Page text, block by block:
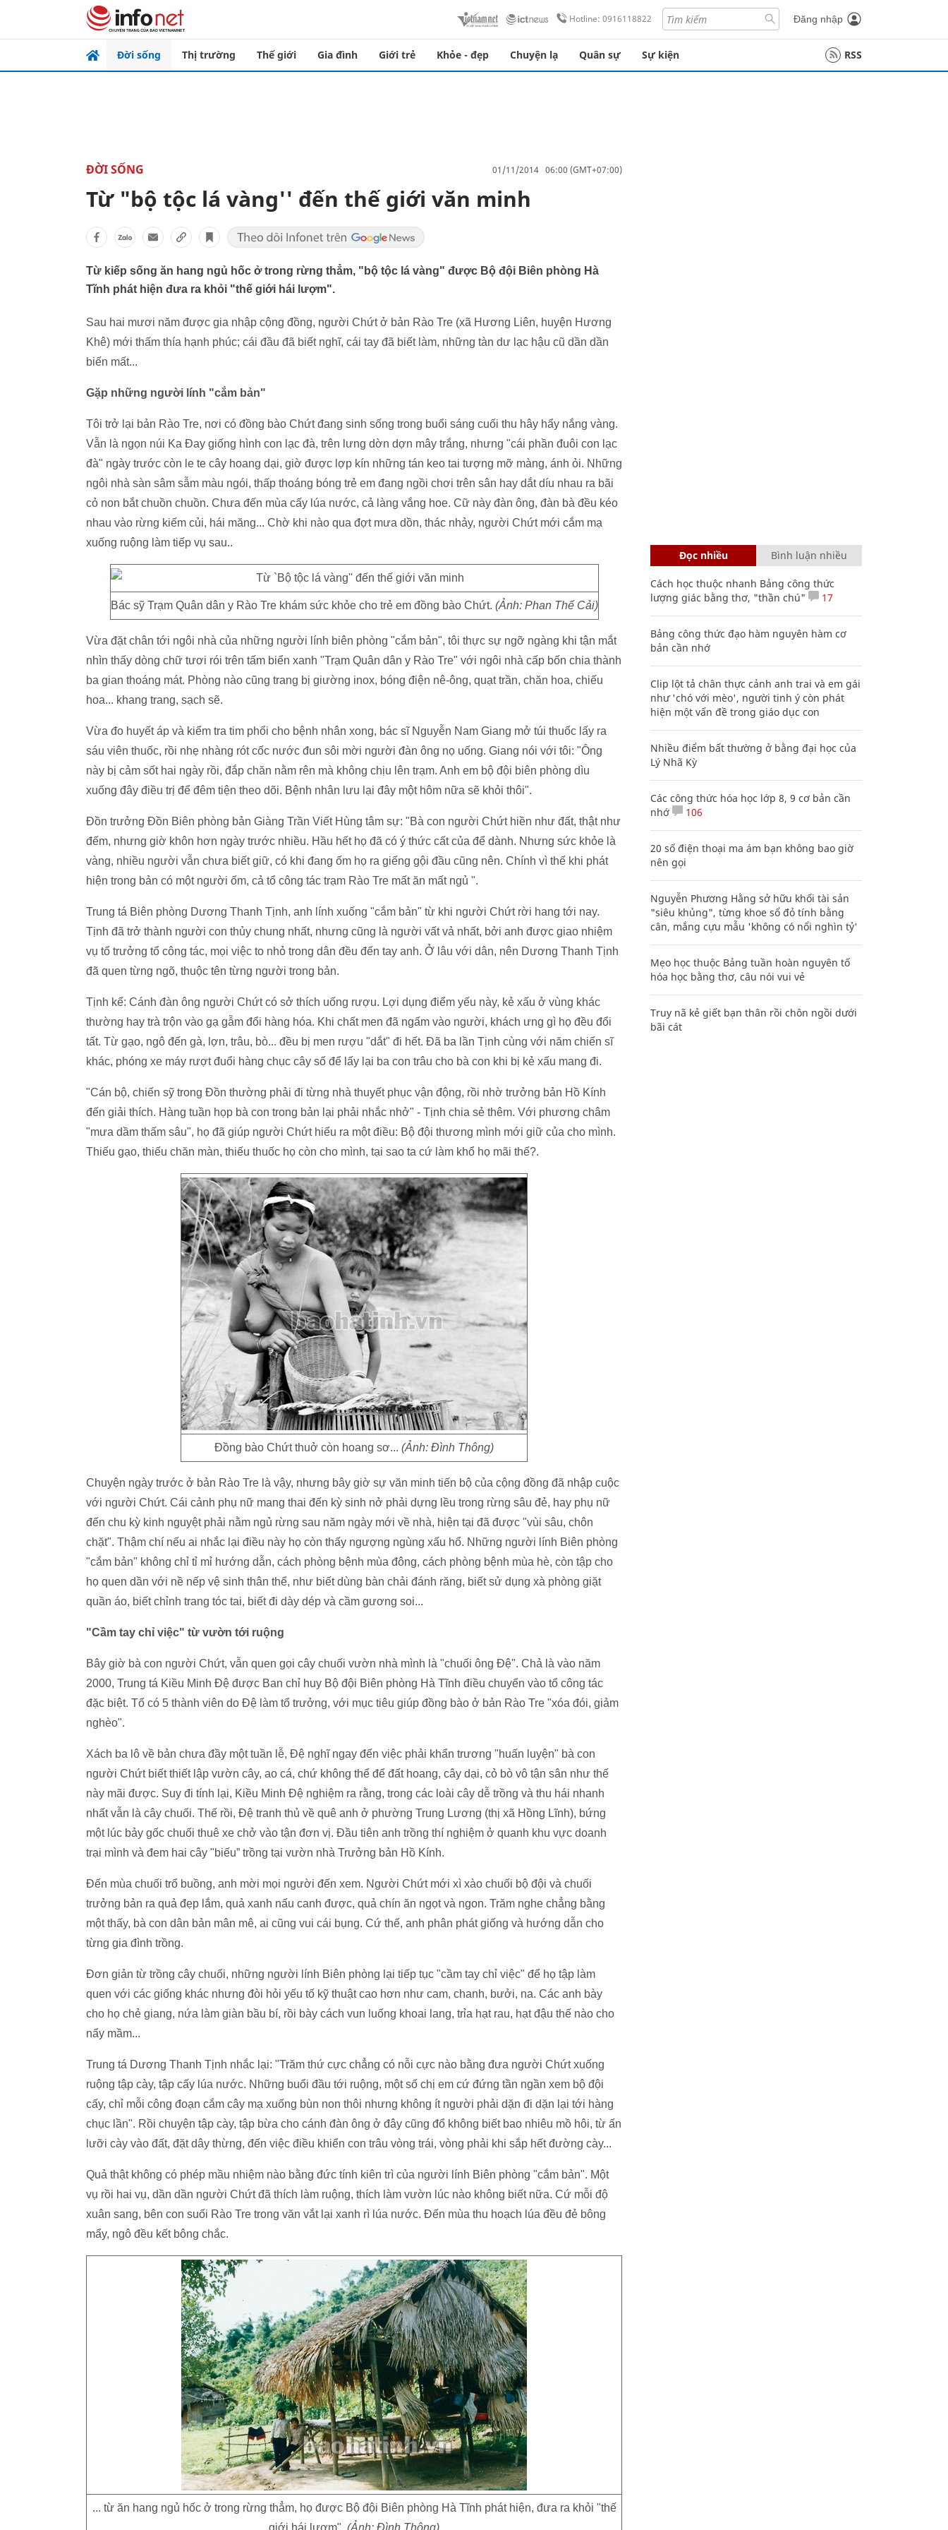
Hotline: 0916118822 Đăng nhập
Đời sống Thị trường Thế giới Gia đình Giới trẻ Khỏe - đẹp Chuyện lạ Quân sự Sự kiện RSS
ĐỜI SỐNG 01/11/2014 06:00 (GMT+07:00)
Từ "bộ tộc lá vàng'' đến thế giới văn minh
Từ kiếp sống ăn hang ngủ hốc ở trong rừng thẳm, "bộ tộc lá vàng" được Bộ đội Biên phòng Hà
Tĩnh phát hiện đưa ra khỏi "thế giới hái lượm".
Sau hai mươi năm được gia nhập cộng đồng, người Chứt ở bản Rào Tre (xã Hương Liên, huyện Hương
Khê) mới thấm thía hạnh phúc; cái đầu đã biết nghĩ, cái tay đã biết làm, những tàn dư lạc hậu cũ dần dần
biến mất...
Gặp những người lính "cắm bản"
Tôi trở lại bản Rào Tre, nơi có đồng bào Chứt đang sinh sống trong buổi sáng cuối thu hây hẩy nắng vàng.
Vẫn là ngọn núi Ka Đay giống hình con lạc đà, trên lưng dờn dợn mây trắng, nhưng "cái phần đuôi con lạc
đà" ngày trước còn le te cây hoang dại, giờ được lợp kín những tán keo tai tượng mỡ màng, ánh ỏi. Những
ngôi nhà sàn sâm sẫm màu ngói, thấp thoáng bóng trẻ em đang ngồi chơi trên sân hay dắt díu nhau ra bãi
cỏ non bắt chuồn chuồn. Chưa đến mùa cấy lúa nước, cả làng vắng hoe. Cữ này đàn ông, đàn bà đều kéo
nhau vào rừng kiếm củi, hái măng... Chờ khi nào qua đợt mưa dồn, thác nhảy, người Chứt mới cắm mạ
xuống ruộng làm tiếp vụ sau..
Bác sỹ Trạm Quân dân y Rào Tre khám sức khỏe cho trẻ em đồng bào Chứt. (Ảnh: Phan Thế Cải)
Vừa đặt chân tới ngôi nhà của những người lính biên phòng "cắm bản", tôi thực sự ngỡ ngàng khi tận mắt
nhìn thấy dòng chữ tươi rói trên tấm biển xanh "Trạm Quân dân y Rào Tre" với ngôi nhà cấp bốn chia thành
ba gian thoáng mát. Phòng nào cũng trang bị giường inox, bóng điện nê-ông, quạt trần, chăn hoa, chiếu
hoa... khang trang, sạch sẽ.
Vừa đo huyết áp và kiểm tra tim phổi cho bệnh nhân xong, bác sĩ Nguyễn Nam Giang mở túi thuốc lấy ra
sáu viên thuốc, rồi nhẹ nhàng rót cốc nước đun sôi mời người đàn ông nọ uống. Giang nói với tôi: "Ông
này bị cảm sốt hai ngày rồi, đắp chăn nằm rên mà không chịu lên trạm. Anh em bộ đội biên phòng dìu
xuống đây điều trị để đêm tiện theo dõi. Bệnh nhân lưu lại đây một hôm nữa sẽ khỏi thôi".
Đồn trưởng Đồn Biên phòng bản Giàng Trần Viết Hùng tâm sự: "Bà con người Chứt hiền như đất, thật như
đếm, nhưng giờ khôn hơn ngày trước nhiều. Hầu hết họ đã có ý thức cất của để dành. Nhưng sức khỏe là
vàng, nhiều người vẫn chưa biết giữ, có khi đang ốm họ ra giếng gội đầu cũng nên. Chính vì thế khi phát
hiện trong bản có một người ốm, cả tổ công tác trạm Rào Tre mất ăn mất ngủ ".
Trung tá Biên phòng Dương Thanh Tịnh, anh lính xuống "cắm bản" từ khi người Chứt rời hang tới nay.
Tịnh đã trở thành người con thủy chung nhất, nhưng cũng là người vất vả nhất, bởi anh được giao nhiệm
vụ tổ trưởng tổ công tác, mọi việc to nhỏ trong dân đều đến tay anh. Ở lâu với dân, nên Dương Thanh Tịnh
đã quen từng ngõ, thuộc tên từng người trong bản.
Tịnh kể: Cánh đàn ông người Chứt có sở thích uống rượu. Lợi dụng điểm yếu này, kẻ xấu ở vùng khác
thường hay trà trộn vào gạ gẫm đổi hàng hóa. Khi chất men đã ngấm vào người, khách ưng gì họ đều đổi
tất. Từ gạo, ngô đến gà, lợn, trâu, bò... đều bị men rượu "dắt" đi hết. Đã ba lần Tịnh cùng với năm chiến sĩ
khác, phóng xe máy rượt đuổi hàng chục cây số để lấy lại ba con trâu cho bà con khi bị kẻ xấu mang đi.
"Cán bộ, chiến sỹ trong Đồn thường phải đi từng nhà thuyết phục vận động, rồi nhờ trưởng bản Hồ Kính
đến giải thích. Hàng tuần họp bà con trong bản lại phải nhắc nhở" - Tịnh chia sẻ thêm. Với phương châm
"mưa dầm thấm sâu", họ đã giúp người Chứt hiểu ra một điều: Bộ đội thương mình mới giữ của cho mình.
Thiếu gạo, thiếu chăn màn, thiếu thuốc họ còn cho mình, tại sao ta cứ làm khổ họ mãi thế?.
Đồng bào Chứt thuở còn hoang sơ... (Ảnh: Đình Thông)
Chuyện ngày trước ở bản Rào Tre là vậy, nhưng bây giờ sự văn minh tiến bộ của cộng đồng đã nhập cuộc
với người Chứt. Cái cảnh phụ nữ mang thai đến kỳ sinh nở phải dựng lều trong rừng sâu đẻ, hay phụ nữ
đến chu kỳ kinh nguyệt phải nằm ngủ rừng sau năm ngày mới về nhà, hiện tại đã được "vùi sâu, chôn
chặt". Thậm chí nếu ai nhắc lại điều này họ còn thấy ngượng ngùng xấu hổ. Những người lính Biên phòng
"cắm bản" không chỉ tỉ mỉ hướng dẫn, cách phòng bệnh mùa đông, cách phòng bệnh mùa hè, còn tập cho
họ quen dần với nề nếp vệ sinh thân thể, như biết dùng bàn chải đánh răng, biết sử dụng xà phòng giặt
quần áo, biết chỉnh trang tóc tai, biết đi dày dép và cầm gương soi...
"Cầm tay chỉ việc" từ vườn tới ruộng
Bây giờ bà con người Chứt, vẫn quen gọi cây chuối vườn nhà mình là "chuối ông Đệ". Chả là vào năm
2000, Trung tá Kiều Minh Đệ được Ban chỉ huy Bộ đội Biên phòng Hà Tĩnh điều chuyển vào tổ công tác
đặc biệt. Tổ có 5 thành viên do Đệ làm tổ trưởng, với mục tiêu giúp đồng bào ở bản Rào Tre "xóa đói, giảm
nghèo".
Xách ba lô về bản chưa đầy một tuần lễ, Đệ nghĩ ngay đến việc phải khẩn trương "huấn luyện" bà con
người Chứt biết thiết lập vườn cây, ao cá, chứ không thể để đất hoang, cây dại, cỏ bò vô tận sân như thế
này mãi được. Suy đi tính lại, Kiều Minh Đệ nghiệm ra rằng, trong các loài cây dễ trồng và thu hái nhanh
nhất vẫn là cây chuối. Thế rồi, Đệ tranh thủ về quê anh ở phường Trung Lương (thị xã Hồng Lĩnh), bứng
một lúc bảy gốc chuối thuê xe chở vào tận đơn vị. Đầu tiên anh trồng thí nghiệm ở quanh khu vực doanh
trại mình và đem hai cây "biếu” trồng tại vườn nhà Trưởng bản Hồ Kính.
Đến mùa chuối trổ buồng, anh mời mọi người đến xem. Người Chứt mới xì xào chuối bộ đội và chuối
trưởng bản ra quả đẹp lắm, quả xanh nấu canh được, quả chín ăn ngọt và ngon. Trăm nghe chẳng bằng
một thấy, bà con dân bản mân mê, ai cũng vui cái bụng. Cứ thế, anh phân phát giống và hướng dẫn cho
từng gia đình trồng.
Đơn giản từ trồng cây chuối, những người lính Biên phòng lại tiếp tục "cầm tay chỉ việc" để họ tập làm
quen với các giống khác nhưng đòi hỏi yếu tố kỹ thuật cao hơn như cam, chanh, bưởi, na. Các anh bày
cho họ chẻ giang, nứa làm giàn bầu bí, rồi bày cách vun luống khoai lang, trỉa hạt rau, hạt đậu thế nào cho
nẩy mầm...
Trung tá Dương Thanh Tịnh nhắc lại: "Trăm thứ cực chẳng có nỗi cực nào bằng đưa người Chứt xuống
ruộng tập cày, tập cấy lúa nước. Những buổi đầu tới ruộng, một số chị em cứ đứng tần ngần xem bộ đội
cấy, chỉ mỗi công đoạn cắm cây mạ xuống bùn non thôi nhưng không ít người phải dặn đi dặn lại tới hàng
chục lần". Rồi chuyện tập cày, tập bừa cho cánh đàn ông ở đây cũng đổ không biết bao nhiêu mồ hôi, từ ấn
lưỡi cày vào đất, đặt dây thừng, đến việc điều khiển con trâu vòng trái, vòng phải khi sắp hết đường cày...
Quả thật không có phép mầu nhiệm nào bằng đức tính kiên trì của người lính Biên phòng "cắm bản". Một
vụ rồi hai vụ, dần dần người Chứt đã thích làm ruộng, thích làm vườn lúc nào không biết nữa. Cứ mỗi độ
xuân sang, bên con suối Rào Tre trong văn vắt lại xanh rì lúa nước. Đến mùa thu hoạch lúa đều đẻ bông
mẩy, ngô đều kết bông chắc.
... từ ăn hang ngủ hốc ở trong rừng thẳm, họ được Bộ đội Biên phòng Hà Tĩnh phát hiện, đưa ra khỏi "thế
giới hái lượm". (Ảnh: Đình Thông)
Đọc nhiều Bình luận nhiều
Cách học thuộc nhanh Bảng công thức
lượng giác bằng thơ, "thần chú"
17
Bảng công thức đạo hàm nguyên hàm cơ
bản cần nhớ
Clip lột tả chân thực cảnh anh trai và em gái
như 'chó với mèo', người tinh ý còn phát
hiện một vấn đề trong giáo dục con
Nhiều điểm bất thường ở bằng đại học của
Lý Nhã Kỳ
Các công thức hóa học lớp 8, 9 cơ bản cần
nhớ
106
20 số điện thoại ma ám bạn không bao giờ
nên gọi
Nguyễn Phương Hằng sở hữu khối tài sản
"siêu khủng", từng khoe sổ đỏ tính bằng
cân, mắng cựu mẫu 'không có nổi nghìn tỷ'
Mẹo học thuộc Bảng tuần hoàn nguyên tố
hóa học bằng thơ, câu nói vui vẻ
Truy nã kẻ giết bạn thân rồi chôn ngồi dưới
bãi cát